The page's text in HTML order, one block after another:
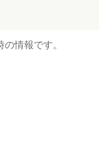
情報です。